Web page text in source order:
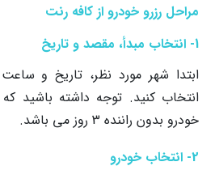
مراحل رزرو خودرو از کافه رنت
ابتدا شهر مورد نظر، تاریخ و
انتخاب کنید. توجه داشته باشید
خودرو بدون راننده 3 روز می باشد.
2- انتخاب خودرو